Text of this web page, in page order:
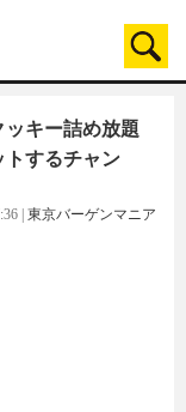
ッキー詰め放題
トするチャン
東京バーゲンマニア